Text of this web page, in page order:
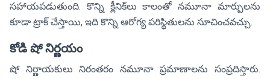
సహాయపడుతుంది. కొన్ని క్లీనిక్‌లు కాలంతో నమూనా మార్పులను
కూడా ట్రాక్ చేస్తాయి, ఇది కొన్ని ఆరోగ్య పరిస్థితులను సూచించవచ్చు.
కోడి షో నిర్ణయం
షో నిర్ణాయకులు నిరంతరం నమూనా ప్రమాణాలను సంప్రదిస్తారు.